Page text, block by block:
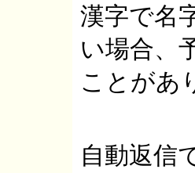
漢字で名
い場合、
ことがあ
自動返信